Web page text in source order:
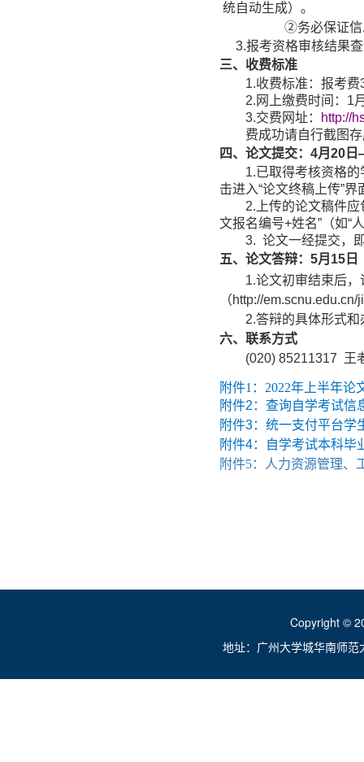
统自动生成）
②务必保证信
3.报考资格审核结果
三、收费标准
1.收费标准：报考费
2. 网上缴费时间： 1
3.交费网址：
http://
费成功请自行截图
四、论文提交： 4月 20 日
1.已取得考核资格
击进入“论文终稿上传”界
2. 上传的论文稿件
文报名编号+姓名” （如“
3. 论文一经提交，
五、论文答辩： 5月 15 日
1.论文初审结束后
（http://
2.答辩的具体形式
六、联系方式
(020) 85211317
王
附件1：2022年上半年论
附件2 ：查询自学考试信
附件3：统一支付平台学
附件4：自学考试本科毕
附件5：人力资源管理、
Copyright ©
地址：广州大学城华南